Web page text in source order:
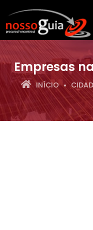
Empresas
INÍCIO